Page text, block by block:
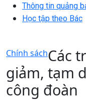
Thông tin quảng
Học tập theo Bác
Chính sáchCác
giảm, tạm
công đoàn